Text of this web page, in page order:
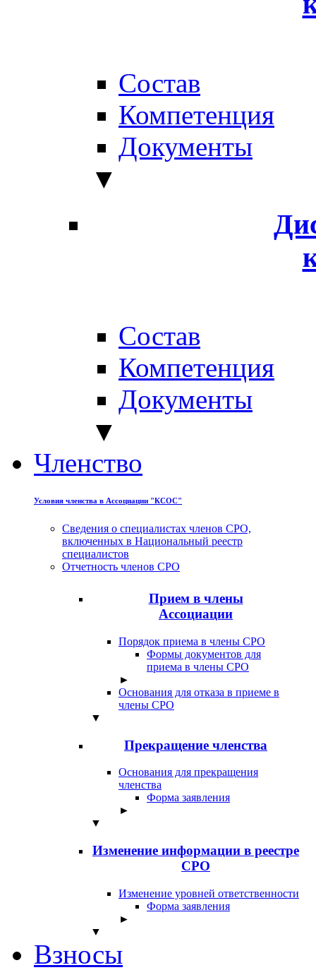
Состав
Компетенция
Документы
▼
Состав
Компетенция
Документы
▼
Членство
Условия членства в Ассоциации "КСОС"
Сведения о специалистах членов СРО,
включенных в Национальный реестр
специалистов
Отчетность членов СРО
Прием в члены
Ассоциации
Порядок приема в члены СРО
Формы документов для
приема в члены СРО
►
Основания для отказа в приеме в
члены СРО
▼
Прекращение членства
Основания для прекращения
членства
Форма заявления
►
▼
Изменение информации в реестре
СРО
Изменение уровней ответственности
Форма заявления
►
▼
Взносы